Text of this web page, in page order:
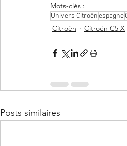
Mots-clés :
Univers Citroënespagne
Citroën Citroën C5 X
Posts similaires